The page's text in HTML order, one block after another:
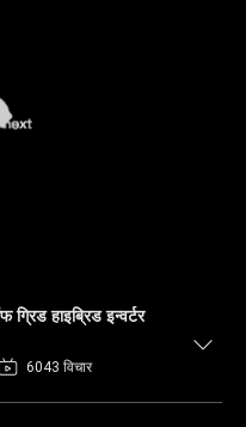
हाइब्रिड इन्वर्टर
6043 विचार